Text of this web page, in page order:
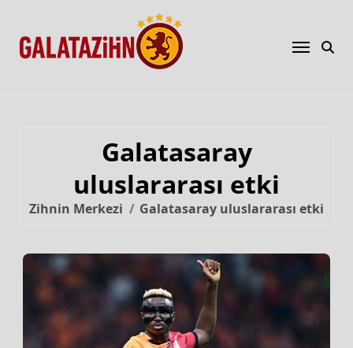
Galatasaray
uluslararası etki
Zihnin Merkezi Galatasaray uluslararası etki